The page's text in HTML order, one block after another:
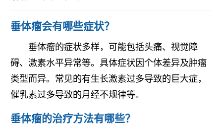
垂体瘤会有哪些症状？
垂体瘤的症状多样，可能包括头痛、视觉障
碍、激素水平异常等。具体症状因个体差异及肿瘤
类型而异。常见的有生长激素过多导致的巨大症，
催乳素过多导致的月经不规律等。
垂体瘤的治疗方法有哪些？